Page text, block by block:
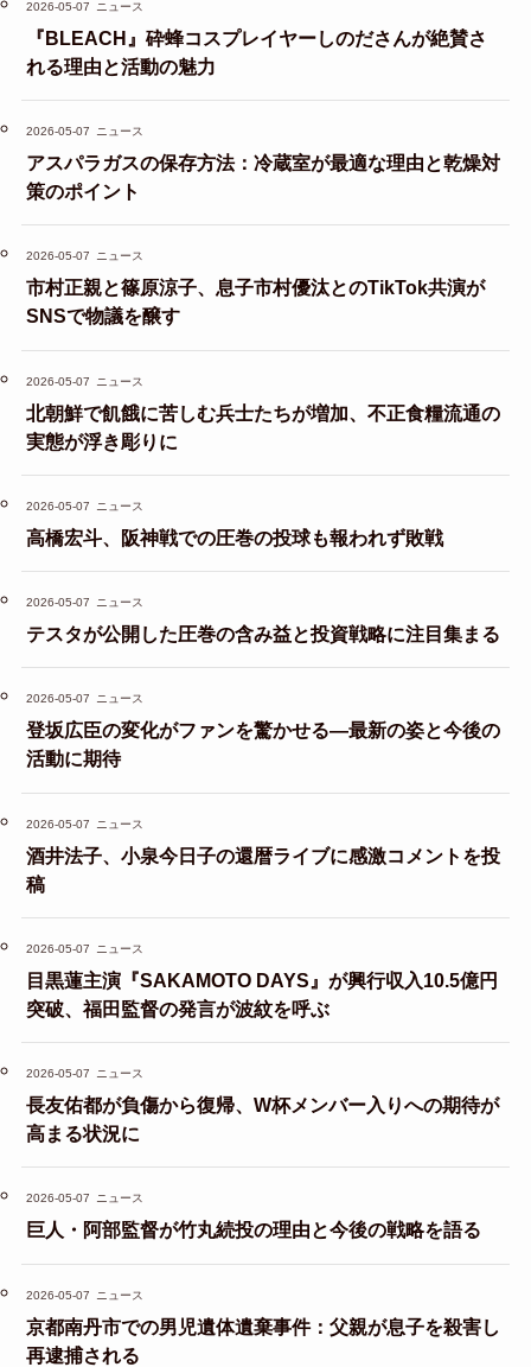
2026-05-07 ニュース
『BLEACH』砕蜂コスプレイヤーしのださんが絶賛さ
れる理由と活動の魅力
2026-05-07 ニュース
アスパラガスの保存方法：冷蔵室が最適な理由と乾燥対
策のポイント
2026-05-07 ニュース
市村正親と篠原涼子、息子市村優汰とのTikTok共演が
SNSで物議を醸す
2026-05-07 ニュース
北朝鮮で飢餓に苦しむ兵士たちが増加、不正食糧流通の
実態が浮き彫りに
2026-05-07 ニュース
高橋宏斗、阪神戦での圧巻の投球も報われず敗戦
2026-05-07 ニュース
テスタが公開した圧巻の含み益と投資戦略に注目集まる
2026-05-07 ニュース
登坂広臣の変化がファンを驚かせる—最新の姿と今後の
活動に期待
2026-05-07 ニュース
酒井法子、小泉今日子の還暦ライブに感激コメントを投
稿
2026-05-07 ニュース
目黒蓮主演『SAKAMOTO DAYS』が興行収入10.5億円
突破、福田監督の発言が波紋を呼ぶ
2026-05-07 ニュース
長友佑都が負傷から復帰、W杯メンバー入りへの期待が
高まる状況に
2026-05-07 ニュース
巨人・阿部監督が竹丸続投の理由と今後の戦略を語る
2026-05-07 ニュース
京都南丹市での男児遺体遺棄事件：父親が息子を殺害し
再逮捕される